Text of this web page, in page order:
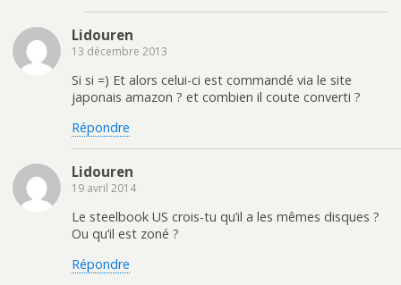
Lidouren
13 décembre 2013
Si si =) Et alors celui-ci est commandé via le site
japonais amazon ? et combien il coute converti ?
Répondre
Lidouren
19 avril 2014
Le steelbook US crois-tu qu’il a les mêmes disques ?
Ou qu’il est zoné ?
Répondre